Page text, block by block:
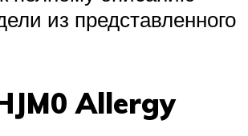
из представленного
Allergy